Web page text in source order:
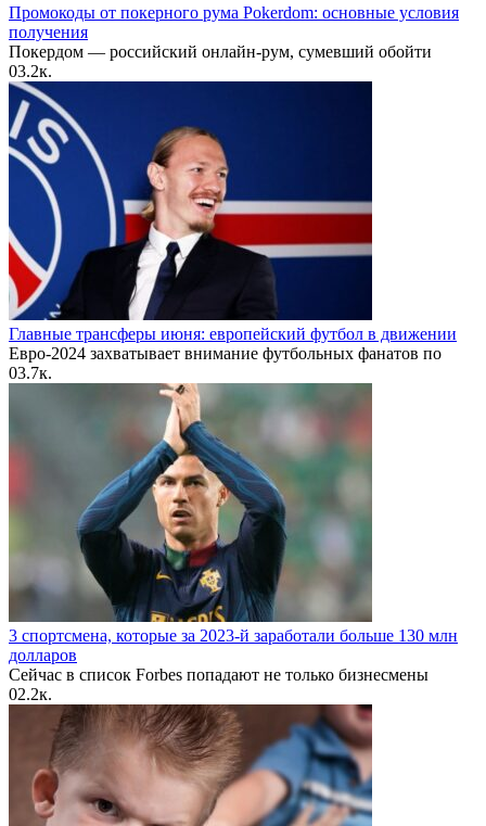
Промокоды от покерного рума Pokerdom: основные условия
получения
Покердом — российский онлайн-рум, сумевший обойти
03.2к.
Главные трансферы июня: европейский футбол в движении
Евро-2024 захватывает внимание футбольных фанатов по
03.7к.
3 спортсмена, которые за 2023-й заработали больше 130 млн
долларов
Сейчас в список Forbes попадают не только бизнесмены
02.2к.